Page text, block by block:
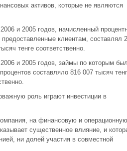
активов, которые не являются
и 2005 годов, начисленный
клиентам, составлял
тенге соответственно.
и 2005 годов, займы по которым
составляло 816 007 тысяч
роль играют инвестиции в
на финансовую и операционную
существенное влияние, и
ни долей участия в совместной